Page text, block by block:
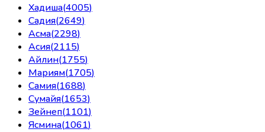
Хадиша(4005)
Садия(2649)
Асма(2298)
Асия(2115)
Айлин(1755)
Мариям(1705)
Самия(1688)
Сумайя(1653)
Зейнеп(1101)
Ясмина(1061)